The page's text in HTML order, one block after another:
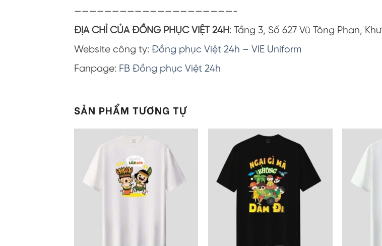
—————————————————————-
ĐỊA CHỈ CỦA ĐỒNG PHỤC VIỆT 24H: Tầng 3, Số 627 Vũ Tông Phan,
Website công ty: Đồng phục Việt 24h – VIE Uniform
Fanpage: FB Đồng phục Việt 24h
SẢN PHẨM TƯƠNG TỰ